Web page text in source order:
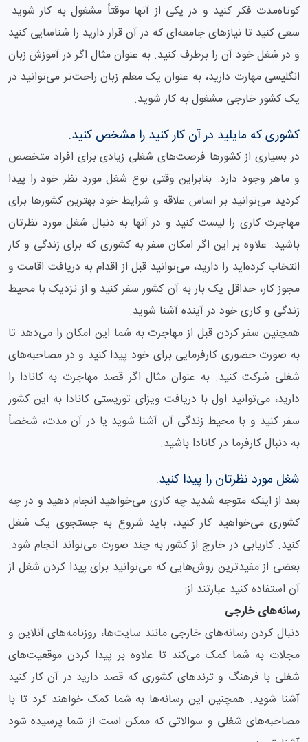
کوتاه‌مدت فکر کنید و در یکی از آنها موقتاً مشغول به کار شوید.
سعی کنید تا نیازهای جامعه‌ای که در آن قرار دارید را شناسایی کنید
و در شغل خود آن را برطرف کنید. به عنوان مثال اگر در آموزش زبان
انگلیسی مهارت دارید، به عنوان یک معلم زبان راحت‌تر می‌توانید در
یک کشور خارجی مشغول به کار شوید.
کشوری که مایلید در آن کار کنید را مشخص کنید.
در بسیاری از کشورها فرصت‌های شغلی زیادی برای افراد متخصص
و ماهر وجود دارد. بنابراین وقتی نوع شغل مورد نظر خود را پیدا
کردید می‌توانید بر اساس علاقه و شرایط خود بهترین کشورها برای
مهاجرت کاری را لیست کنید و در آنها به دنبال شغل مورد نظرتان
باشید. علاوه بر این اگر امکان سفر به کشوری که برای زندگی و کار
انتخاب کرده‌اید را دارید، می‌توانید قبل از اقدام به دریافت اقامت و
مجوز کار، حداقل یک بار به آن کشور سفر کنید و از نزدیک با محیط
زندگی و کاری خود در آینده آشنا شوید.
همچنین سفر کردن قبل از مهاجرت به شما این امکان را می‌دهد تا
به صورت حضوری کارفرمایی برای خود پیدا کنید و در مصاحبه‌های
شغلی شرکت کنید. به عنوان مثال اگر قصد مهاجرت به کانادا را
دارید، می‌توانید اول با دریافت ویزای توریستی کانادا به این کشور
سفر کنید و با محیط زندگی آن آشنا شوید یا در آن مدت، شخصاً
به دنبال کارفرما در کانادا باشید.
شغل مورد نظرتان را پیدا کنید.
بعد از اینکه متوجه شدید چه کاری می‌خواهید انجام دهید و در چه
کشوری می‌خواهید کار کنید، باید شروع به جستجوی یک شغل
کنید. کاریابی در خارج از کشور به چند صورت می‌تواند انجام شود.
بعضی از مفیدترین روش‌هایی که می‌توانید برای پیدا کردن شغل از
آن استفاده کنید عبارتند از:
رسانه‌های خارجی
دنبال کردن رسانه‌های خارجی مانند سایت‌ها، روزنامه‌های آنلاین و
مجلات به شما کمک می‌کند تا علاوه بر پیدا کردن موقعیت‌های
شغلی با فرهنگ و ترندهای کشوری که قصد دارید در آن کار کنید
آشنا شوید. همچنین این رسانه‌ها به شما کمک خواهند کرد تا با
مصاحبه‌های شغلی و سوالاتی که ممکن است از شما پرسیده شود